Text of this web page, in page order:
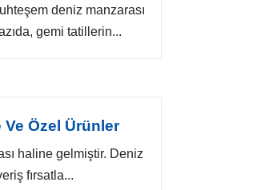
deniz manzarası
gemi tatillerin...
Ve Özel Ürünler
haline gelmiştir. Deniz
fırsatla...